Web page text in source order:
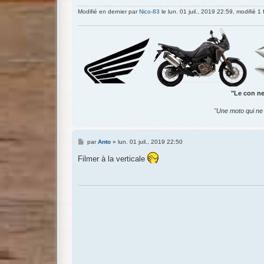
Modifié en dernier parNico-83 le lun. 01 juil., 2019 22:59, modifié 1
"Le con
"Une moto qui
M
s
s
parAnto» lun. 01 juil., 2019 22:50
Filmer à la verticale